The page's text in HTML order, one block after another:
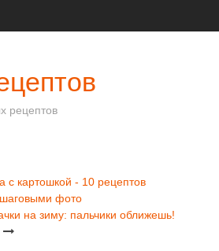
рецептов
с картошкой - 10 рецептов
фото
на зиму: пальчики оближешь!